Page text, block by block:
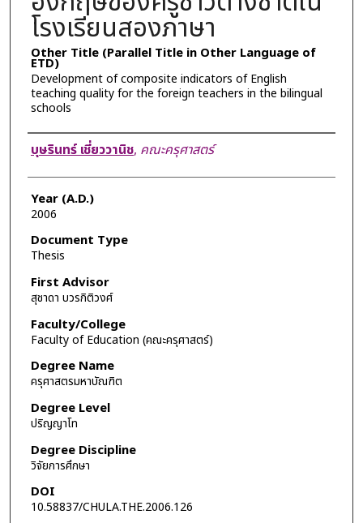
โรงเรียนสองภาษา
Other Title (Parallel Title in Other Language of
ETD)
Development of composite indicators of English
teaching quality for the foreign teachers in the bilingual
schools
Author
บุษรินทร์ เชี่ยววานิช, คณะครุศาสตร์
Year (A.D.)
2006
Document Type
Thesis
First Advisor
สุชาดา บวรกิติวงศ์
Faculty/College
Faculty of Education (คณะครุศาสตร์)
Degree Name
ครุศาสตรมหาบัณฑิต
Degree Level
ปริญญาโท
Degree Discipline
วิจัยการศึกษา
DOI
10.58837/CHULA.THE.2006.126